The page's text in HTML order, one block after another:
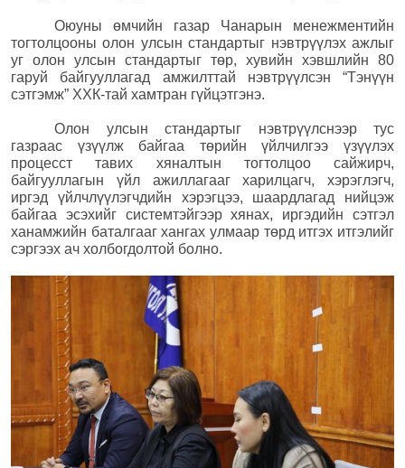
Оюуны өмчийн газар Чанарын менежментийн
тогтолцооны олон улсын стандартыг нэвтрүүлэх ажлыг
уг олон улсын стандартыг төр, хувийн хэвшлийн 80
гаруй байгууллагад амжилттай нэвтрүүлсэн “Тэнүүн
сэтгэмж” ХХК-тай хамтран гүйцэтгэнэ.
Олон улсын стандартыг нэвтрүүлснээр тус
газраас үзүүлж байгаа төрийн үйлчилгээ үзүүлэх
процесст тавих хяналтын тогтолцоо сайжирч,
байгууллагын үйл ажиллагааг харилцагч, хэрэглэгч,
иргэд үйлчлүүлэгчдийн хэрэгцээ, шаардлагад нийцэж
байгаа эсэхийг системтэйгээр хянах, иргэдийн сэтгэл
ханамжийн баталгааг хангах улмаар төрд итгэх итгэлийг
сэргээх ач холбогдолтой болно.